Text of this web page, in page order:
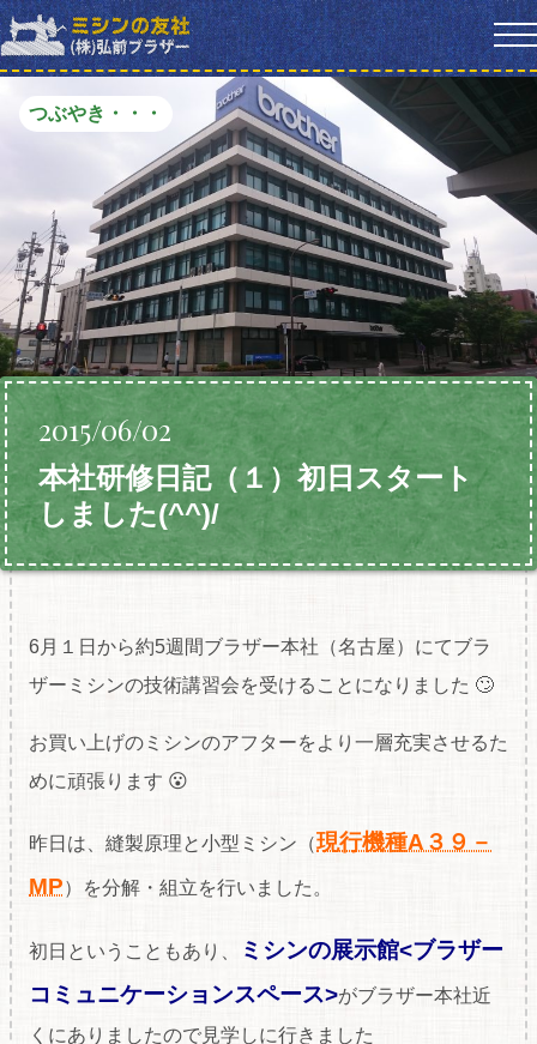
つぶやき・・・
2015/06/02
本社研修日記（１）初日スタート
しました(^^)/
6月１日から約5週間ブラザー本社（名古屋）にてブラ
ザーミシンの技術講習会を受けることになりました 🙄
お買い上げのミシンのアフターをより一層充実させるた
めに頑張ります 😮
昨日は、縫製原理と小型ミシン（現行機種A３９－
MP）を分解・組立を行いました。
初日ということもあり、
ミシンの展示館<ブラザー
コミュニケーションスペース>がブラザー本社近
くにありましたので見学しに行きました